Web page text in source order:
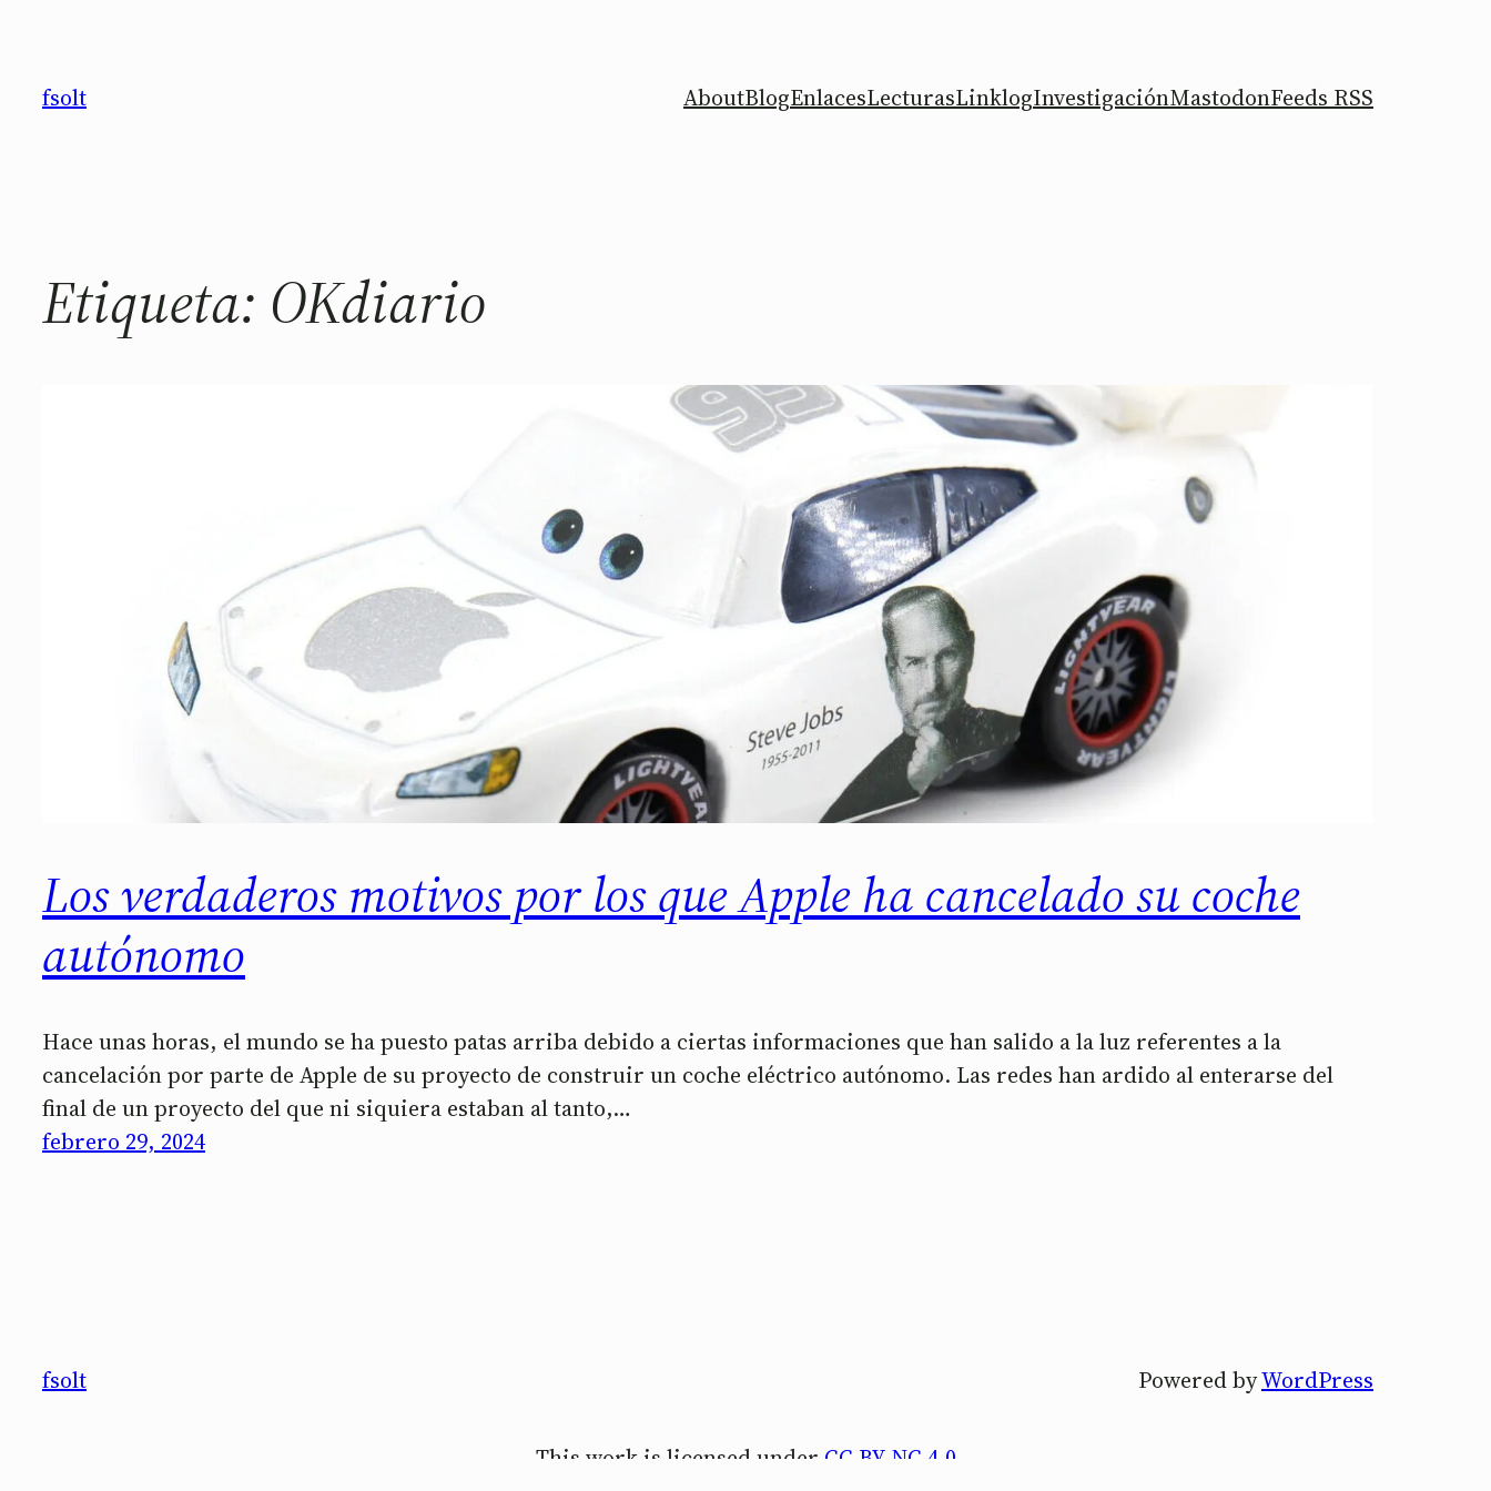
contenido
fsolt AboutBlogEnlacesLecturasLinklogInvestigaciónMastodonFeeds RSS
Etiqueta: OKdiario
Los verdaderos motivos por los que Apple ha cancelado su coche
autónomo
Hace unas horas, el mundo se ha puesto patas arriba debido a ciertas informaciones que han salido a la luz referentes a la
cancelación por parte de Apple de su proyecto de construir un coche eléctrico autónomo. Las redes han ardido al enterarse del
final de un proyecto del que ni siquiera estaban al tanto,…
febrero 29, 2024
fsolt Powered byWordPress
This work is licensed under CC BY-NC 4.0